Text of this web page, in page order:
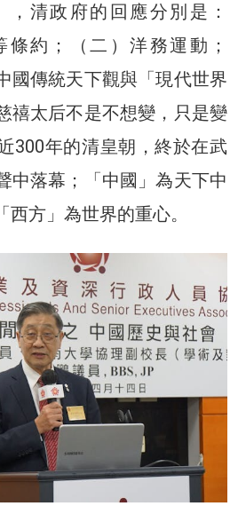
清政府的回應分別是：
條約；（二）洋務運動；
國傳統天下觀與「現代世界
禧太后不是不想變，只是變
300年的清皇朝，終於在武
中落幕；「中國」為天下中
方」為世界的重心。